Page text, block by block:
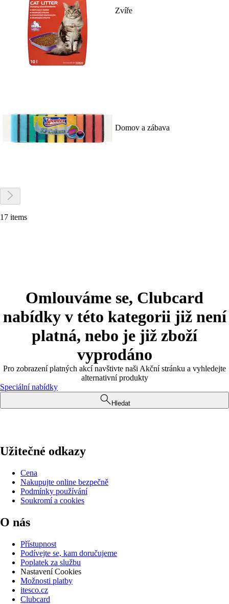
Zvíře
Domov a zábava
17 items
Omlouváme se, Clubcard
nabídky v této kategorii již není
platná, nebo je již zboží
vyprodáno
Pro zobrazení platných akcí navštivte naši Akční stránku a vyhledejte
alternativní produkty
Speciální nabídky
Hledat
Užitečné odkazy
Cena
Nakupujte online bezpečně
Podmínky používání
Soukromí a cookies
O nás
Přístupnost
Podívejte se, kam doručujeme
Poplatek za službu
Nastavení Cookies
Možnosti platby
itesco.cz
Clubcard